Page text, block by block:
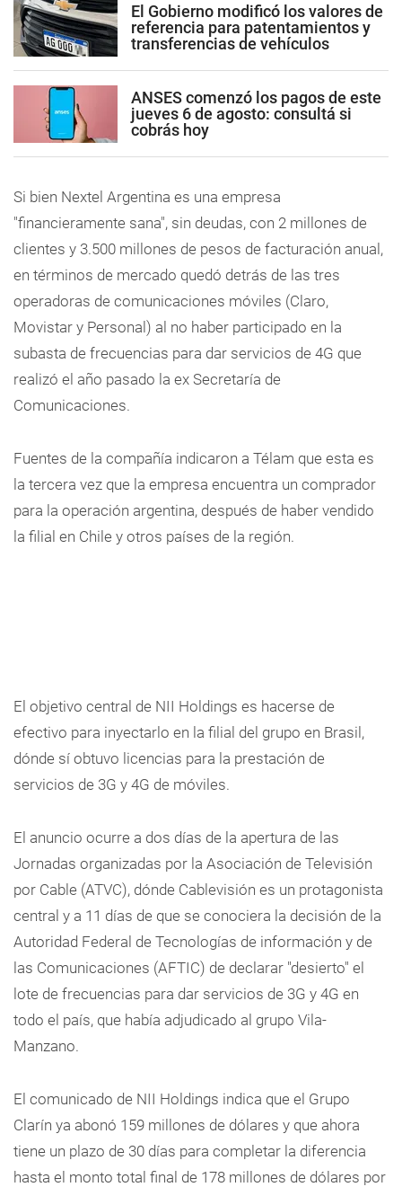
El Gobierno modificó los valores de
referencia para patentamientos y
transferencias de vehículos
ANSES comenzó los pagos de este
jueves 6 de agosto: consultá si
cobrás hoy
Si bien Nextel Argentina es una empresa
"financieramente sana", sin deudas, con 2 millones de
clientes y 3.500 millones de pesos de facturación anual,
en términos de mercado quedó detrás de las tres
operadoras de comunicaciones móviles (Claro,
Movistar y Personal) al no haber participado en la
subasta de frecuencias para dar servicios de 4G que
realizó el año pasado la ex Secretaría de
Comunicaciones.
Fuentes de la compañía indicaron a Télam que esta es
la tercera vez que la empresa encuentra un comprador
para la operación argentina, después de haber vendido
la filial en Chile y otros países de la región.
El objetivo central de NII Holdings es hacerse de
efectivo para inyectarlo en la filial del grupo en Brasil,
dónde sí obtuvo licencias para la prestación de
servicios de 3G y 4G de móviles.
El anuncio ocurre a dos días de la apertura de las
Jornadas organizadas por la Asociación de Televisión
por Cable (ATVC), dónde Cablevisión es un protagonista
central y a 11 días de que se conociera la decisión de la
Autoridad Federal de Tecnologías de información y de
las Comunicaciones (AFTIC) de declarar "desierto" el
lote de frecuencias para dar servicios de 3G y 4G en
todo el país, que había adjudicado al grupo Vila-
Manzano.
El comunicado de NII Holdings indica que el Grupo
Clarín ya abonó 159 millones de dólares y que ahora
tiene un plazo de 30 días para completar la diferencia
hasta el monto total final de 178 millones de dólares por